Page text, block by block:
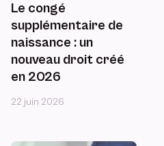
Le congé
supplémentaire de
naissance : un
nouveau droit créé
en 2026
22 juin 2026